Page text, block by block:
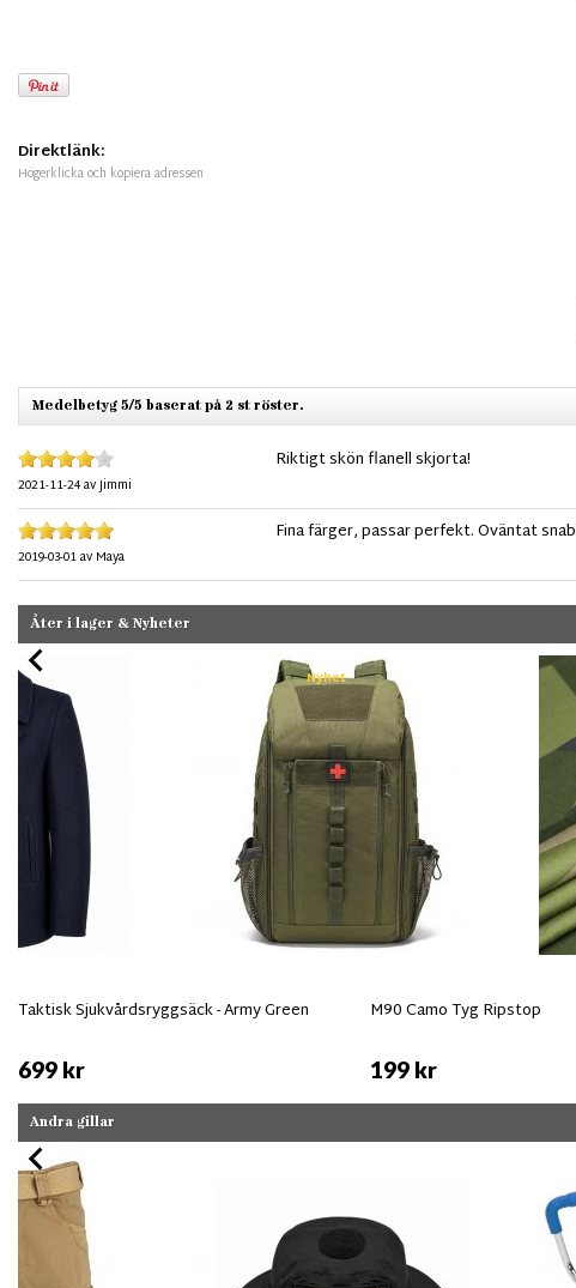
Direktlänk:
Högerklicka och kopiera adressen
Medelbetyg 5/5 baserat på 2 st röster.
2021-11-24avJimmi
Riktigt skön flanell skjorta!
2019-03-01av Maya
Fina färger, passar perfekt. Oväntat
Åter i lager & Nyheter
Nyhet
Taktisk Sjukvårdsryggsäck - Army Green
699 kr
M90 Camo Tyg Ripstop
199 kr
Andra gillar